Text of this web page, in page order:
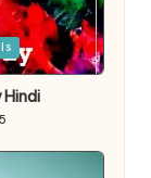
Hindi